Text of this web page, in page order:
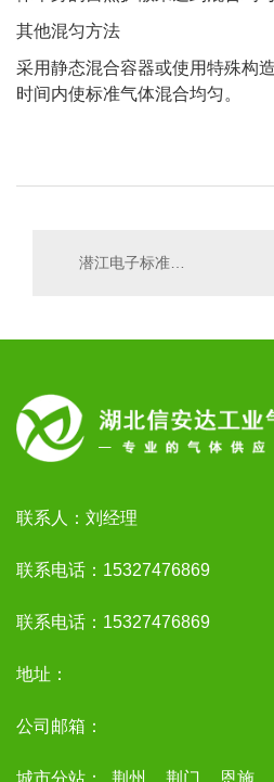
其他混匀方法
采用静态混合容器或使用特殊构
时间内使标准气体混合均匀。
联系人：刘经理
联系电话：15327476869
联系电话：15327476869
地址：
公司邮箱：
城市分站： 荆州 荆门 恩施